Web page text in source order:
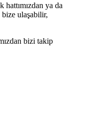
hattımızdan ya da
ulaşabilir,
bizi takip